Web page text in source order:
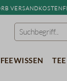
Tee